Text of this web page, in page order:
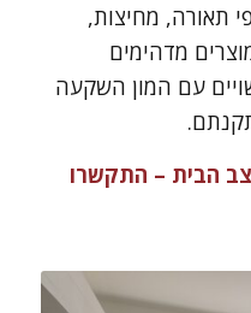
תאורה, מחיצות,
מדהימים
עם המון השקעה
הבית – התקשרו